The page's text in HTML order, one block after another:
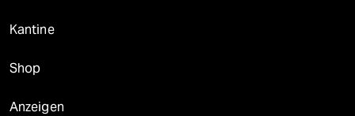
Kantine
Shop
Anzeigen